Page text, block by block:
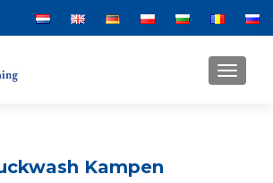
MENU
Kampen